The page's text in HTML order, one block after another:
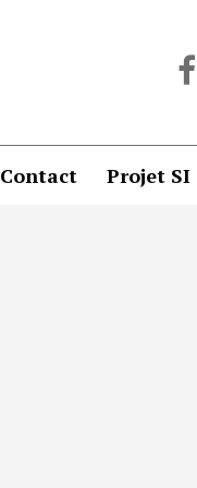
Contact Projet SI